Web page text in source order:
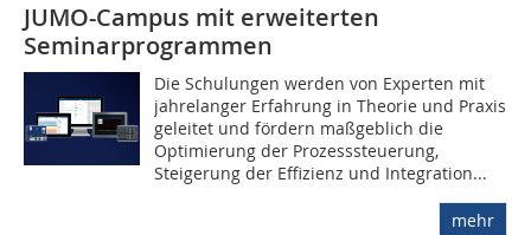
JUMO-Campus mit erweiterten
Seminarprogrammen
Die Schulungen werden von Experten mit
jahrelanger Erfahrung in Theorie und Praxis
geleitet und fördern maßgeblich die
Optimierung der Prozesssteuerung,
Steigerung der Effizienz und Integration...
mehr